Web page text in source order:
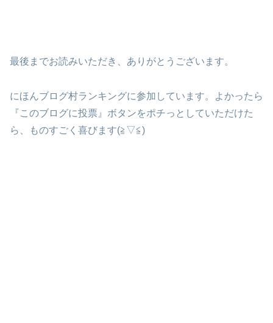
最後までお読みいただき、ありがとうございます。
にほんブログ村ランキングに参加しています。よかったら
『このブログに投票』ボタンをポチっとしていただけた
ら、ものすごく喜びます(≧▽≦)